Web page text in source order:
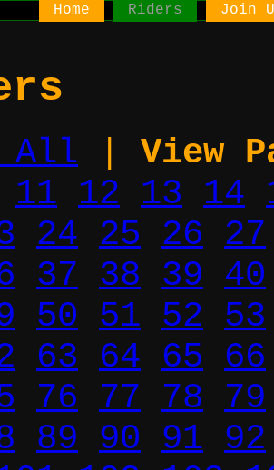
Home Riders Join
All
View
11 12 13 14
24 25 26 27
37 38 39 40
50 51 52 53
63 64 65 66
76 77 78
79
89 90 91 92